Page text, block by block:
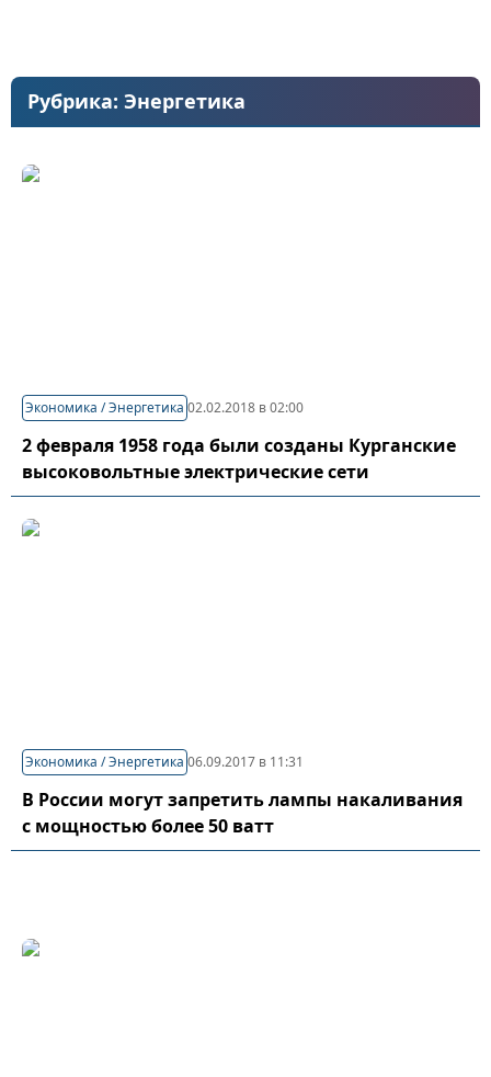
Рубрика: Энергетика
Экономика / Энергетика 02.02.2018 в 02:00
2 февраля 1958 года были созданы Курганские
высоковольтные электрические сети
Экономика / Энергетика 06.09.2017 в 11:31
В России могут запретить лампы накаливания
с мощностью более 50 ватт